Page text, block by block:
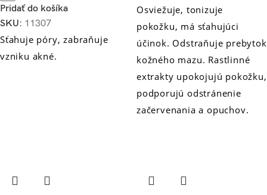
Pridať do košíka
SKU: 11307
Sťahuje póry, zabraňuje
vzniku akné.
Osviežuje, tonizuje
pokožku, má sťahujúci
účinok. Odstraňuje prebytok
kožného mazu. Rastlinné
extrakty upokojujú pokožku,
podporujú odstránenie
začervenania a opuchov.